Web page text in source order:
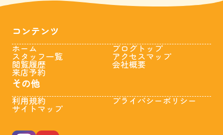
コンテンツ
ホーム
スタッフ一覧
閲覧履歴
来店予約
ブログトップ
アクセスマップ
会社概要
その他
利用規約
サイトマップ
プライバシーポリシー